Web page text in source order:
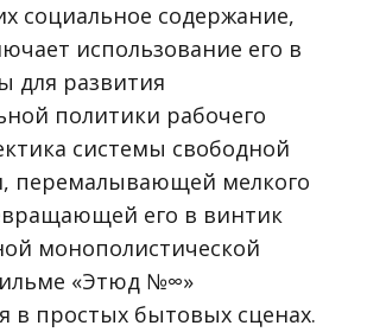
социальное содержание,
использование его в
для развития
политики рабочего
системы свободной
перемалывающей мелкого
его в винтик
монополистической
«Этюд №∞»
в простых бытовых сценах.